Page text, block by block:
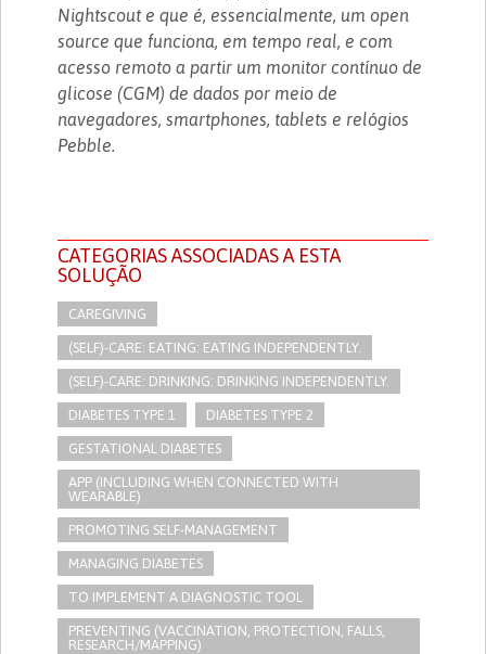
Nightscout e que é, essencialmente, um open
source que funciona, em tempo real, e com
acesso remoto a partir um monitor contínuo de
glicose (CGM) de dados por meio de
navegadores, smartphones, tablets e relógios
Pebble.
CATEGORIAS ASSOCIADAS A ESTA
SOLUÇÃO
CAREGIVING
(SELF)-CARE: EATING: EATING INDEPENDENTLY.
(SELF)-CARE: DRINKING: DRINKING INDEPENDENTLY.
DIABETES TYPE 1 DIABETES TYPE 2
GESTATIONAL DIABETES
APP (INCLUDING WHEN CONNECTED WITH
WEARABLE)
PROMOTING SELF-MANAGEMENT
MANAGING DIABETES
TO IMPLEMENT A DIAGNOSTIC TOOL
PREVENTING (VACCINATION, PROTECTION, FALLS,
RESEARCH/MAPPING)